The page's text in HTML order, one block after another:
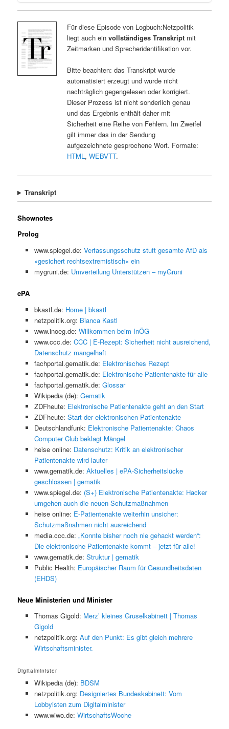
Für diese Episode von Logbuch:Netzpolitik
liegt auch ein vollständiges Transkriptmit
Zeitmarken und Sprecheridentifikation vor.
Bitte beachten: das Transkript wurde
automatisiert erzeugt und wurde nicht
nachträglich gegengelesen oder korrigiert.
Dieser Prozess ist nicht sonderlich genau
und das Ergebnis enthält daher mit
Sicherheit eine Reihe von Fehlern. Im Zweifel
gilt immer das in der Sendung
aufgezeichnete gesprochene Wort. Formate:
HTML, WEBVTT.
Transkript
Shownotes
Prolog
www.spiegel.de: Verfassungsschutz stuft gesamte AfD als
»gesichert rechtsextremistisch« ein
mygruni.de: Umverteilung Unterstützen – myGruni
ePA
bkastl.de: Home | bkastl
netzpolitik.org: Bianca Kastl
www.inoeg.de: Willkommen beim InÖG
www.ccc.de: CCC | E-Rezept: Sicherheit nicht ausreichend,
Datenschutz mangelhaft
fachportal.gematik.de: Elektronisches Rezept
fachportal.gematik.de: Elektronische Patientenakte für alle
fachportal.gematik.de: Glossar
Wikipedia (de): Gematik
ZDFheute: Elektronische Patientenakte geht an den Start
ZDFheute: Start der elektronischen Patientenakte
Deutschlandfunk: Elektronische Patientenakte: Chaos
Computer Club beklagt Mängel
heise online: Datenschutz: Kritik an elektronischer
Patientenakte wird lauter
www.gematik.de: Aktuelles | ePA-Sicherheitslücke
geschlossen | gematik
www.spiegel.de: (S+) Elektronische Patientenakte: Hacker
umgehen auch die neuen Schutzmaßnahmen
heise online: E-Patientenakte weiterhin unsicher:
Schutzmaßnahmen nicht ausreichend
media.ccc.de: „Konnte bisher noch nie gehackt werden“:
Die elektronische Patientenakte kommt – jetzt für alle!
www.gematik.de: Struktur | gematik
Public Health: Europäischer Raum für Gesundheitsdaten
(EHDS)
Neue Ministerien und Minister
Thomas Gigold: Merz’ kleines Gruselkabinett | Thomas
Gigold
netzpolitik.org: Auf den Punkt: Es gibt gleich mehrere
Wirtschaftsminister.
Digitalminister
Wikipedia (de): BDSM
netzpolitik.org: Designiertes Bundeskabinett: Vom
Lobbyisten zum Digitalminister
www.wiwo.de: WirtschaftsWoche